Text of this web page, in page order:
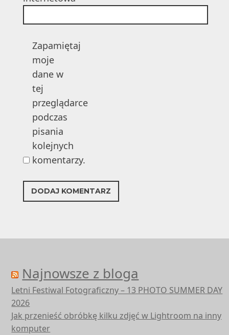
Zapamiętaj
moje
dane w
tej
przeglądarce
podczas
pisania
kolejnych
komentarzy.
Najnowsze z bloga
Letni Festiwal Fotograficzny – 13 PHOTO SUMMER DAY
2026
Jak przenieść obróbkę kilku zdjęć w Lightroom na inny
komputer